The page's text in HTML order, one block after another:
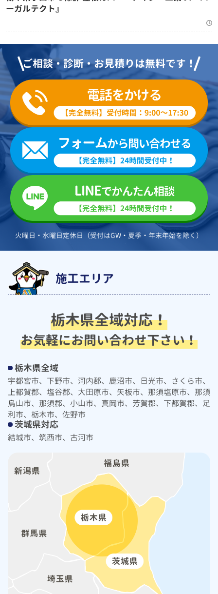
ーガルテクト』
ご相談・診断・お見積りは無料です！
火曜日・水曜日定休日（受付はGW・夏季・年末年始を除く）
施工エリア
栃木県全域対応！
お気軽にお問い合わせ下さい！
栃木県全域
宇都宮市、下野市、河内郡、鹿沼市、日光市、さくら市、
上都賀郡、塩谷郡、大田原市、矢板市、那須塩原市、那須
烏山市、那須郡、小山市、真岡市、芳賀郡、下都賀郡、足
利市、栃木市、佐野市
茨城県対応
結城市、筑西市、古河市